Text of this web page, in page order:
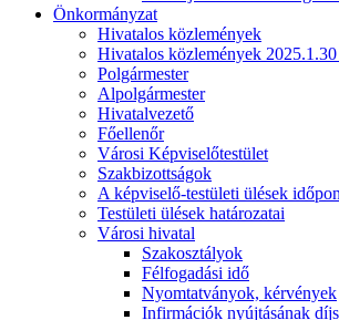
Önkormányzat
Hivatalos közlemények
Hivatalos közlemények
Polgármester
Alpolgármester
Hivatalvezető
Főellenőr
Városi Képviselőtestület
Szakbizottságok
A képviselő-testületi ülések
Testületi ülések határozatai
Városi hivatal
Szakosztályok
Félfogadási idő
Nyomtatványok, kérvények
Infirmációk nyújtásának